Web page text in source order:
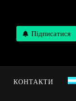
Підписатися
КОНТАКТИ